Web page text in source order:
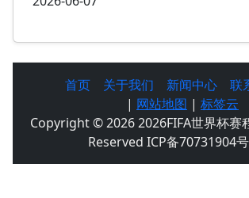
首页 关于我们 新闻中心
联
| 网站地图 | 标签云
Copyright © 2026 2026FIFA世界杯赛
Reserved ICP备70731904